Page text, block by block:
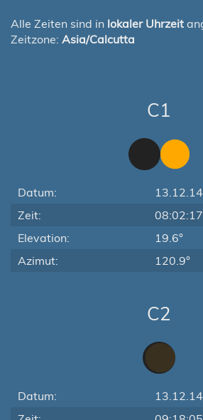
Alle Zeiten sind in lokaler Uhrzeit
Zeitzone: Asia/Calcutta
C1
Datum:
Zeit:
08:02:17
Elevation:
19.6°
Azimut:
120.9°
C2
Datum: